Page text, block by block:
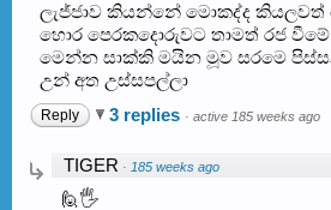
ලැජ්ජාව කියන්නේ මොකද්ද
හොර පෙරකදොරුවට තාමත් රජ
මෙන්න සාක්කි මයින මූව සරමෙ
උන් අත උස්සපල්ලා
Reply 3 replies · active 185 weeks ago
TIGER · 185 weeks ago
🙋🖐️